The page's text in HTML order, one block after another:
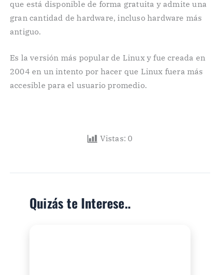
que está disponible de forma gratuita y admite una
gran cantidad de hardware, incluso hardware más
antiguo.
Es la versión más popular de Linux y fue creada en
2004 en un intento por hacer que Linux fuera más
accesible para el usuario promedio.
Vistas: 0
Quizás te Interese..